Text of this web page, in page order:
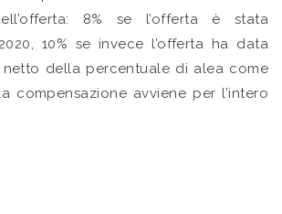
8% se l’offerta è stata
10% se invece l’offerta ha data
netto della percentuale di alea come
compensazione avviene per l’intero